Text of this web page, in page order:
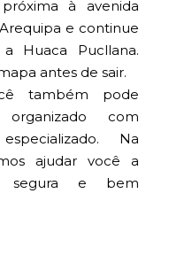
à avenida
e continue
Huaca Pucllana.
antes de sair.
também pode
com
Na
ajudar você a
segura e bem